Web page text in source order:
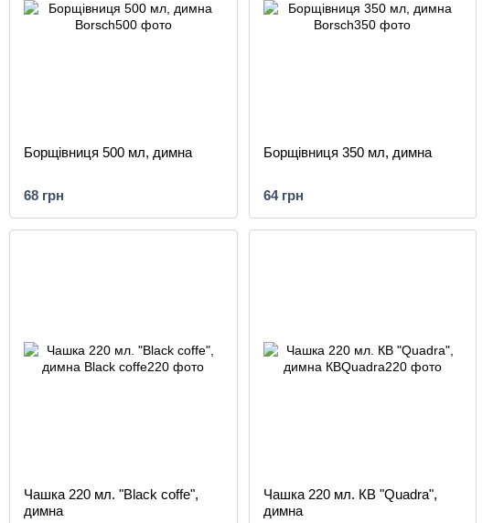
Борщівниця 500 мл, димна
68 грн
Борщівниця 350 мл, димна
64 грн
Чашка 220 мл. "Black coffe",
димна
Чашка 220 мл. КВ "Quadra",
димна